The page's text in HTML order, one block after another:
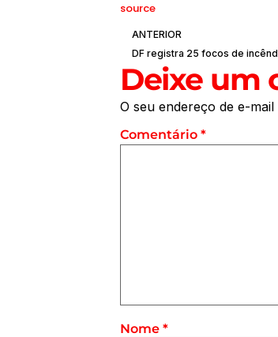
source
ANTERIOR
Deixe um
O seu endereço de e-
Comentário *
Nome *